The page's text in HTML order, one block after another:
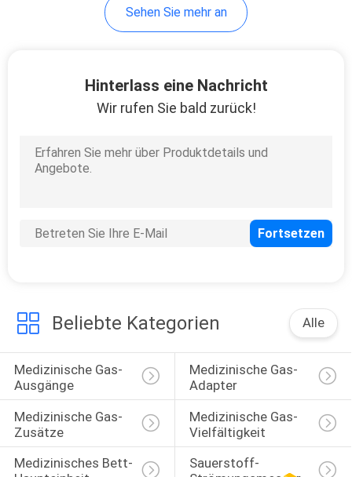
Sehen Sie mehr an
Hinterlass eine Nachricht
Wir rufen Sie bald zurück!
Beliebte Kategorien Alle
Medizinische Gas-
Ausgänge
Medizinische Gas-
Adapter
Medizinische Gas-
Zusätze
Medizinische Gas-
Vielfältigkeit
Medizinisches Bett-
Sauerstoff-